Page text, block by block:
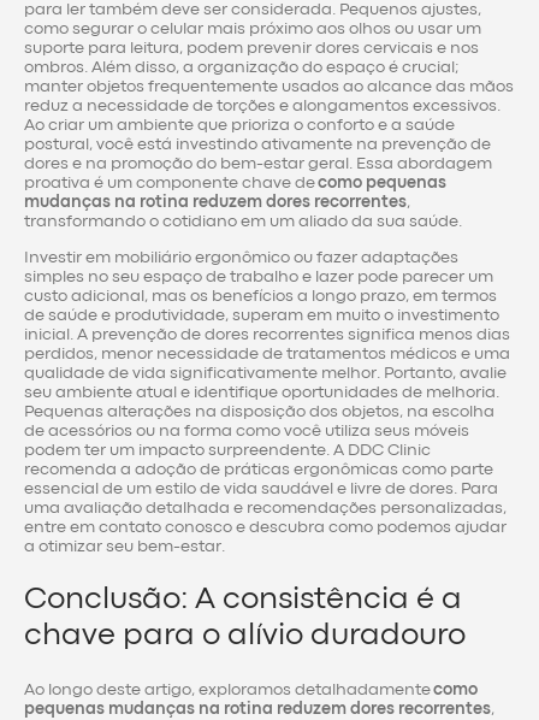
para ler também deve ser considerada. Pequenos ajustes,
como segurar o celular mais próximo aos olhos ou usar um
suporte para leitura, podem prevenir dores cervicais e nos
ombros. Além disso, a organização do espaço é crucial;
manter objetos frequentemente usados ao alcance das mãos
reduz a necessidade de torções e alongamentos excessivos.
Ao criar um ambiente que prioriza o conforto e a saúde
postural, você está investindo ativamente na prevenção de
dores e na promoção do bem-estar geral. Essa abordagem
proativa é um componente chave decomo pequenas
mudanças na rotina reduzem dores recorrentes,
transformando o cotidiano em um aliado da sua saúde.
Investir em mobiliário ergonômico ou fazer adaptações
simples no seu espaço de trabalho e lazer pode parecer um
custo adicional, mas os benefícios a longo prazo, em termos
de saúde e produtividade, superam em muito o investimento
inicial. A prevenção de dores recorrentes significa menos dias
perdidos, menor necessidade de tratamentos médicos e uma
qualidade de vida significativamente melhor. Portanto, avalie
seu ambiente atual e identifique oportunidades de melhoria.
Pequenas alterações na disposição dos objetos, na escolha
de acessórios ou na forma como você utiliza seus móveis
podem ter um impacto surpreendente. A DDC Clinic
recomenda a adoção de práticas ergonômicas como parte
essencial de um estilo de vida saudável e livre de dores. Para
uma avaliação detalhada e recomendações personalizadas,
entre em contato conosco e descubra como podemos ajudar
a otimizar seu bem-estar.
Conclusão: A consistência é a
chave para o alívio duradouro
Ao longo deste artigo, exploramos detalhadamentecomo
pequenas mudanças na rotina reduzem dores recorrentes,